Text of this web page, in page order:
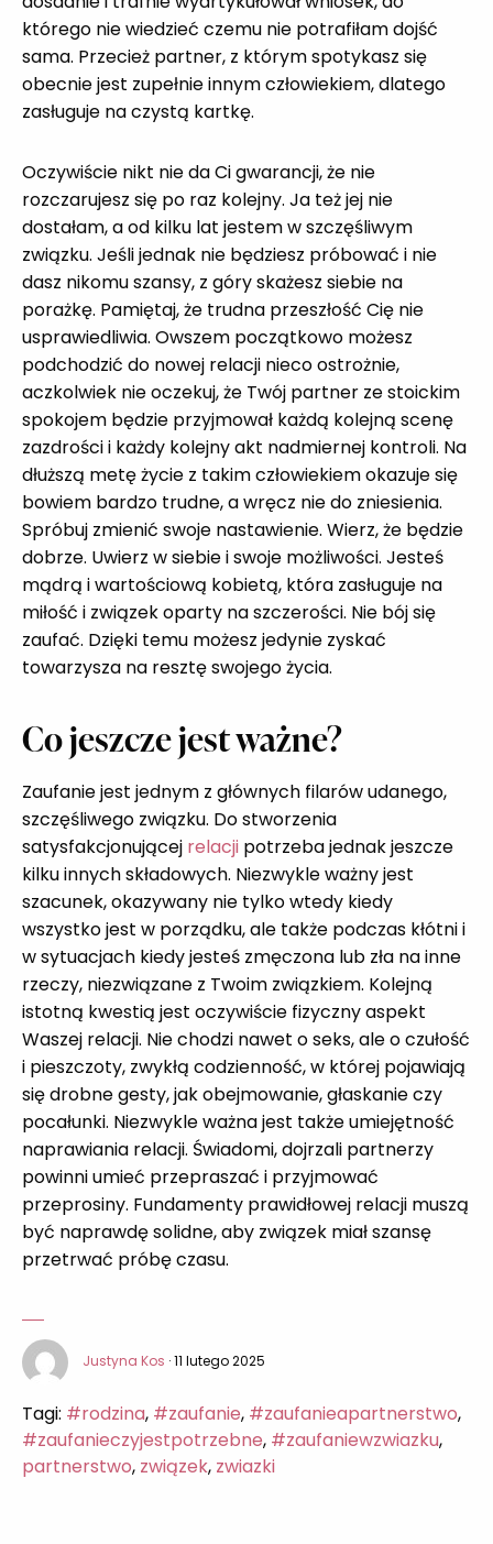
którego nie wiedzieć czemu nie potrafiłam dojść
sama. Przecież partner, z którym spotykasz się
obecnie jest zupełnie innym człowiekiem, dlatego
zasługuje na czystą kartkę.
Oczywiście nikt nie da Ci gwarancji, że nie
rozczarujesz się po raz kolejny. Ja też jej nie
dostałam, a od kilku lat jestem w szczęśliwym
związku. Jeśli jednak nie będziesz próbować i nie
dasz nikomu szansy, z góry skażesz siebie na
porażkę. Pamiętaj, że trudna przeszłość Cię nie
usprawiedliwia. Owszem początkowo możesz
podchodzić do nowej relacji nieco ostrożnie,
aczkolwiek nie oczekuj, że Twój partner ze stoickim
spokojem będzie przyjmował każdą kolejną scenę
zazdrości i każdy kolejny akt nadmiernej kontroli. Na
dłuższą metę życie z takim człowiekiem okazuje się
bowiem bardzo trudne, a wręcz nie do zniesienia.
Spróbuj zmienić swoje nastawienie. Wierz, że będzie
dobrze. Uwierz w siebie i swoje możliwości. Jesteś
mądrą i wartościową kobietą, która zasługuje na
miłość i związek oparty na szczerości. Nie bój się
zaufać. Dzięki temu możesz jedynie zyskać
towarzysza na resztę swojego życia.
Co jeszcze jest ważne?
Zaufanie jest jednym z głównych filarów udanego,
szczęśliwego związku. Do stworzenia
satysfakcjonującej relacji potrzeba jednak jeszcze
kilku innych składowych. Niezwykle ważny jest
szacunek, okazywany nie tylko wtedy kiedy
wszystko jest w porządku, ale także podczas kłótni i
w sytuacjach kiedy jesteś zmęczona lub zła na inne
rzeczy, niezwiązane z Twoim związkiem. Kolejną
istotną kwestią jest oczywiście fizyczny aspekt
Waszej relacji. Nie chodzi nawet o seks, ale o czułość
i pieszczoty, zwykłą codzienność, w której pojawiają
się drobne gesty, jak obejmowanie, głaskanie czy
pocałunki. Niezwykle ważna jest także umiejętność
naprawiania relacji. Świadomi, dojrzali partnerzy
powinni umieć przepraszać i przyjmować
przeprosiny. Fundamenty prawidłowej relacji muszą
być naprawdę solidne, aby związek miał szansę
przetrwać próbę czasu.
Justyna Kos · 11 lutego 2025
Tagi: #rodzina, #zaufanie, #zaufanieapartnerstwo,
#zaufanieczyjestpotrzebne, #zaufaniewzwiazku,
partnerstwo, związek, zwiazki